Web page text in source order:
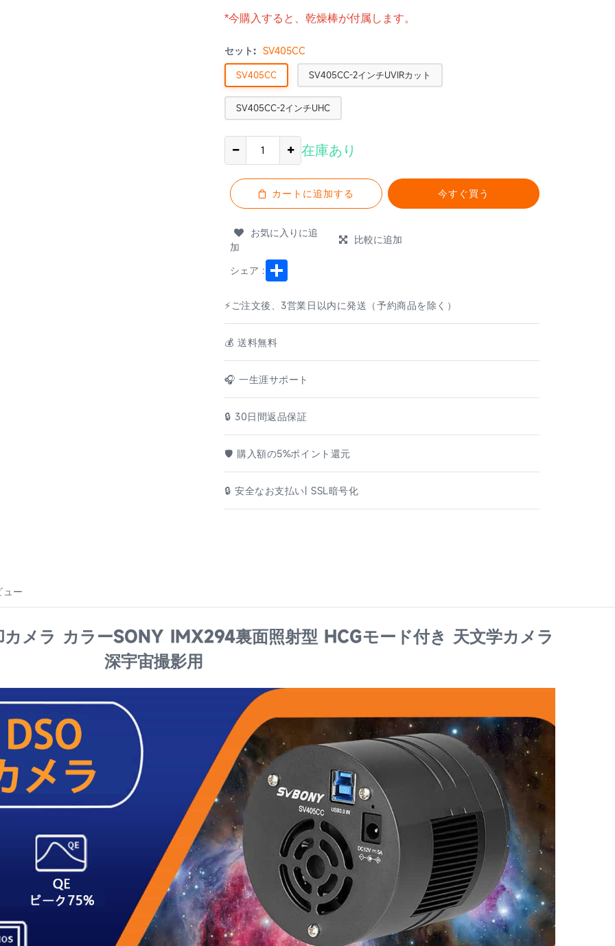
*今購入すると、 乾燥棒が付属します。
セット: SV405CC
SV405CC SV405CC-2インチUVIRカット
SV405CC-2インチUHC
在庫あり
カートに追加する 今すぐ買う
お気に入りに追
加
比較に追加
シェア :
⚡ご注文後、3営業日以内に発送（予約商品を除く）
💰️ 送料無料
🎧 一生涯サポート
🔒 30日間返品保証
🛡️ 購入額の5%ポイント還元
🔒 安全なお支払い| SSL暗号化
ー
ラ カラーSONY IMX294裏面照射型 HCGモード付き 天文学カメラ
深宇宙撮影用